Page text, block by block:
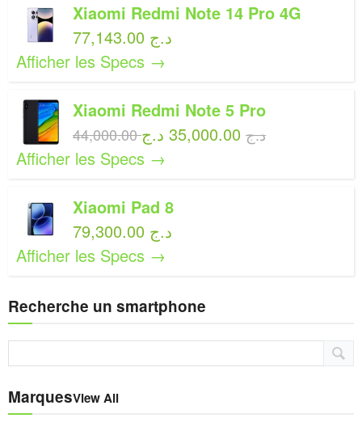
Xiaomi Redmi Note 14 Pro 4G
77,143.00 د.ج
Afficher les Specs →
Xiaomi Redmi Note 5 Pro
44,000.00 د.ج
Afficher les Specs →
Xiaomi Pad 8
79,300.00 د.ج
Afficher les Specs →
Recherche un smartphone
MarquesView All